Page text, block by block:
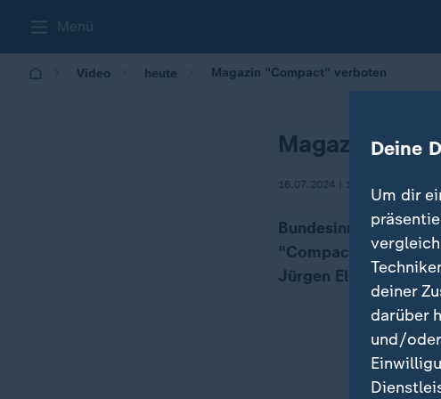
Menü
Video heute Magazin "Compact" verboten
Magazin
16.07.2024 | 19:00
"Compact"
Jürgen Elsässer.
Deine
Um dir
deiner
darüber
und/